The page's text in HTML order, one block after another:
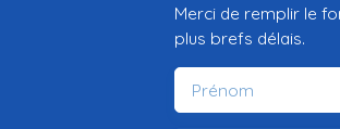
Merci de remplir le
plus brefs délais.
Prénom